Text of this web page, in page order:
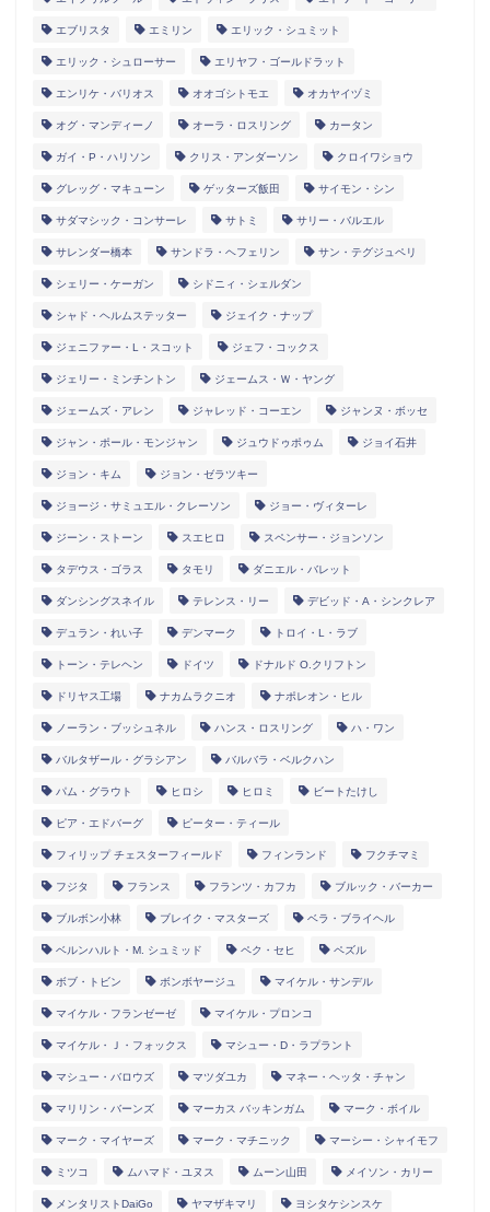
エブリスタ エミリン エリック・シュミット
エリック・シュローサー エリヤフ・ゴールドラット
エンリケ・バリオス オオゴシトモエ オカヤイヅミ
オグ・マンディーノ オーラ・ロスリング カータン
ガイ・P・ハリソン クリス・アンダーソン クロイワショウ
グレッグ・マキューン ゲッターズ飯田 サイモン・シン
サダマシック・コンサーレ サトミ サリー・バルエル
サレンダー橋本 サンドラ・ヘフェリン サン・テグジュペリ
シェリー・ケーガン シドニィ・シェルダン
シャド・ヘルムステッター ジェイク・ナップ
ジェニファー・L・スコット ジェフ・コックス
ジェリー・ミンチントン ジェームス・Ｗ・ヤング
ジェームズ・アレン ジャレッド・コーエン ジャンヌ・ボッセ
ジャン・ポール・モンジャン ジュウドゥポゥム ジョイ石井
ジョン・キム ジョン・ゼラツキー
ジョージ・サミュエル・クレーソン ジョー・ヴィターレ
ジーン・ストーン スエヒロ スペンサー・ジョンソン
タデウス・ゴラス タモリ ダニエル・バレット
ダンシングスネイル テレンス・リー デビッド・A・シンクレア
デュラン・れい子 デンマーク トロイ・L・ラブ
トーン・テレヘン ドイツ ドナルド O.クリフトン
ドリヤス工場 ナカムラクニオ ナポレオン・ヒル
ノーラン・ブッシュネル ハンス・ロスリング ハ・ワン
バルタザール・グラシアン バルバラ・ベルクハン
パム・グラウト ヒロシ ヒロミ ビートたけし
ピア・エドバーグ ピーター・ティール
フィリップ チェスターフィールド フィンランド フクチマミ
フジタ フランス フランツ・カフカ ブルック・バーカー
ブルボン小林 ブレイク・マスターズ ベラ・ブライヘル
ベルンハルト・M. シュミッド ペク・セヒ ペズル
ボブ・トビン ボンボヤージュ マイケル・サンデル
マイケル・フランゼーゼ マイケル・プロンコ
マイケル・Ｊ・フォックス マシュー・D・ラプラント
マシュー・バロウズ マツダユカ マネー・ヘッタ・チャン
マリリン・バーンズ マーカス バッキンガム マーク・ボイル
マーク・マイヤーズ マーク・マチニック マーシー・シャイモフ
ミツコ ムハマド・ユヌス ムーン山田 メイソン・カリー
メンタリストDaiGo ヤマザキマリ ヨシタケシンスケ